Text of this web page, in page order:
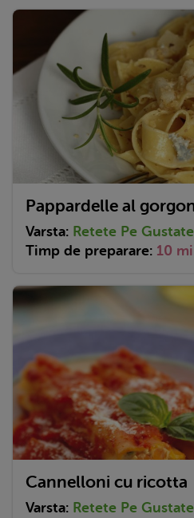
Pappardelle al
Varsta: Retete Pe Gustate
Timp de preparare: 10
Cannelloni cu ricotta
Varsta: Retete Pe Gustate